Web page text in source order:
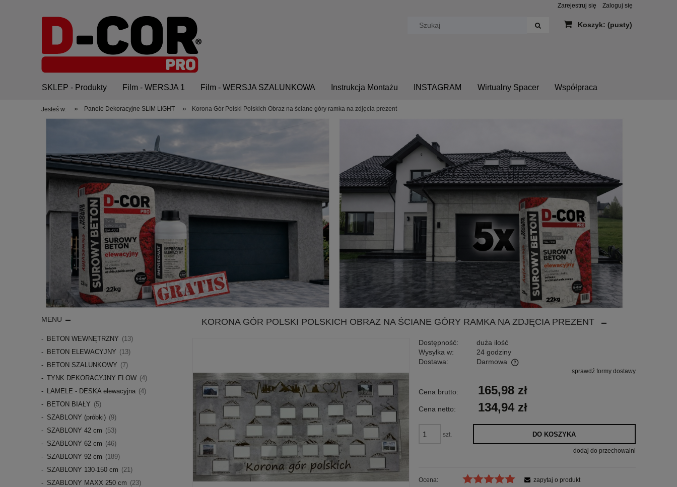
Zarejestruj się Zaloguj się
Koszyk: (pusty)
SKLEP - Produkty Film - WERSJA 1 Film - WERSJA SZALUNKOWA Instrukcja Montażu INSTAGRAM Wirtualny Spacer Współpraca
O nas Kontakt
Jesteś w: » Panele Dekoracyjne SLIM LIGHT » Korona Gór Polski Polskich Obraz na ściane góry ramka na zdjęcia prezent
MENU
BETON WEWNĘTRZNY (13)
BETON ELEWACYJNY (13)
BETON SZALUNKOWY (7)
TYNK DEKORACYJNY FLOW (4)
LAMELE - DESKA elewacyjna (4)
BETON BIAŁY (5)
SZABLONY (próbki) (9)
SZABLONY 42 cm (53)
SZABLONY 62 cm (46)
SZABLONY 92 cm (189)
SZABLONY 130-150 cm (21)
SZABLONY MAXX 250 cm (23)
KORONA GÓR POLSKI POLSKICH OBRAZ NA ŚCIANE GÓRY RAMKA NA ZDJĘCIA PREZENT
Dostępność:
duża ilość
Wysyłka w:
24 godziny
Dostawa:
Darmowa
Cena nie zawiera ewentualnych kosztów
płatności
sprawdź formy dostawy
Cena brutto: 165,98 zł
Cena netto: 134,94 zł
szt. DO KOSZYKA
dodaj do przechowalni
Ocena:
zapytaj o produkt